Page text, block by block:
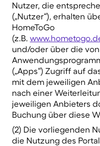
Nutzer, die
(„Nutzer“), erhalten
HomeToGo
(z.B.
und/oder über die
(„Apps“) Zugriff auf
mit dem jeweiligen
nach einer
jeweiligen Anbieters
Buchung über diese
(2) Die vorliegenden
die Nutzung des